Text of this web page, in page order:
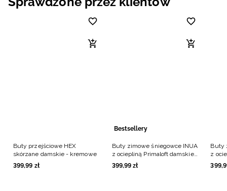
Buty przejściowe HEX
skórzane damskie - kremowe
399,99 zł
Bestsellery
Buty zimowe śniegowce INUA
z ociepliną Primaloft damskie -
czarne
399,99 zł
Buty
z
399,